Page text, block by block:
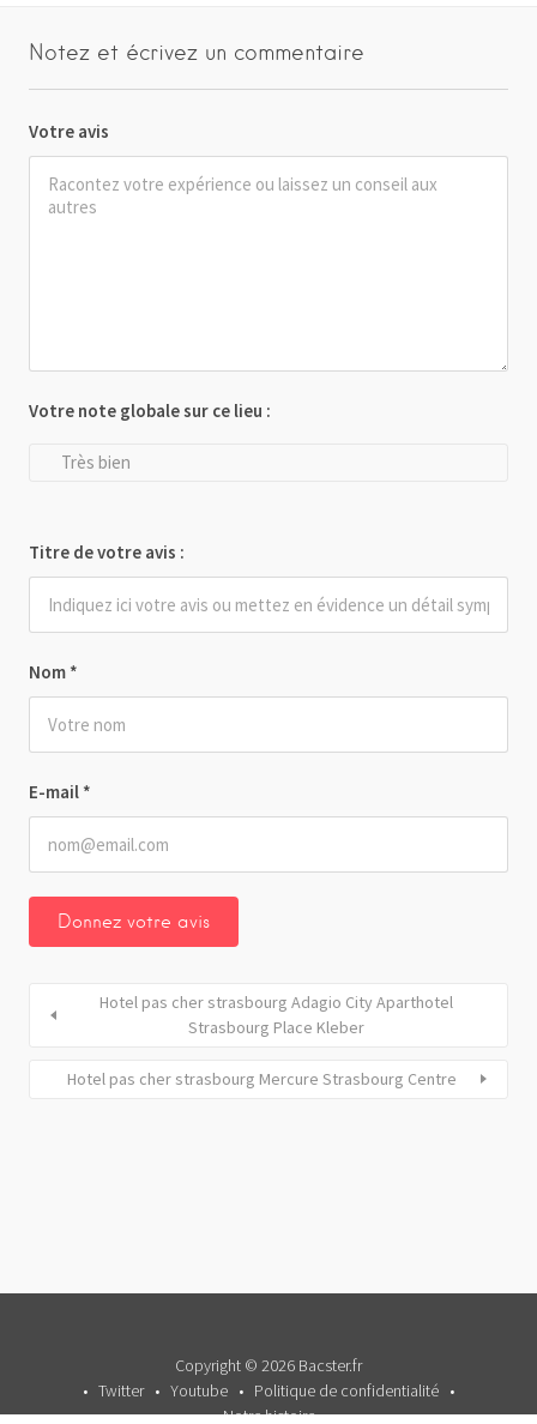
Notez et écrivez un commentaire
Votre avis
Nom *
E-mail *
Votre note globale sur ce lieu :
Très bien
Titre de votre avis :
Hotel pas cher strasbourg Adagio City Aparthotel
Strasbourg Place Kleber
Hotel pas cher strasbourg Mercure Strasbourg Centre
Copyright © 2026 Bacster.fr
Twitter
Youtube
Politique de confidentialité
Notre histoire